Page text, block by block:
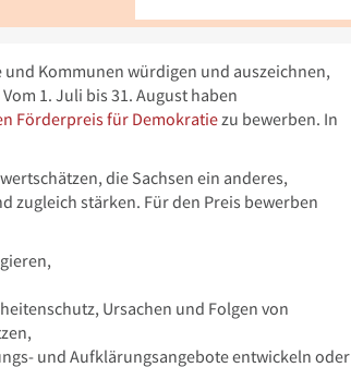
Kommunen würdigen und auszeichnen,
1. Juli bis 31. August haben
Förderpreis für Demokratie zu bewerben. In
die Sachsen ein anderes,
zugleich stärken. Für den Preis bewerben
Ursachen und Folgen von
und Aufklärungsangebote entwickeln oder